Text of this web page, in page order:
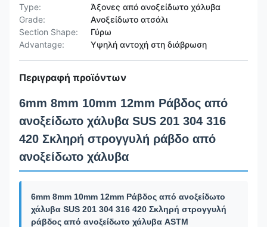
Type:
Άξονες από ανοξείδωτο χάλυβα
Grade:
Ανοξείδωτο ατσάλι
Section Shape:
Γύρω
Advantage:
Υψηλή αντοχή στη διάβρωση
Περιγραφή προϊόντων
6mm 8mm 10mm 12mm Ράβδος από
ανοξείδωτο χάλυβα SUS 201 304 316
420 Σκληρή στρογγυλή ράβδο από
ανοξείδωτο χάλυβα
6mm 8mm 10mm 12mm Ράβδος από ανοξείδωτο
χάλυβα SUS 201 304 316 420 Σκληρή στρογγυλή
ράβδος από ανοξείδωτο χάλυβα ASTM